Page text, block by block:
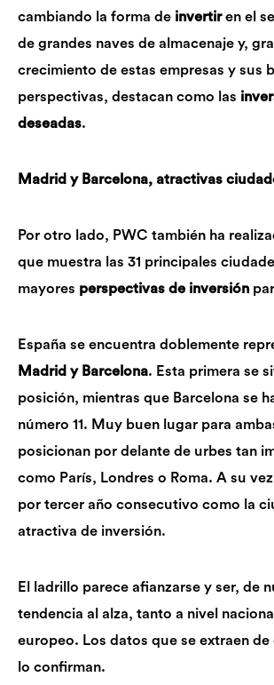
cambiando la forma de invertiren el
de grandes naves de almacenaje y,
crecimiento de estas empresas y sus
perspectivas, destacan como las
deseadas.
Madrid y Barcelona, atractivas
Por otro lado, PWC también ha
que muestra las 31 principales
mayores perspectivas de inversión
España se encuentra doblemente
Madrid y Barcelona. Esta primera se
posición, mientras que Barcelona se
número 11. Muy buen lugar para
posicionan por delante de urbes tan
como París, Londres o Roma. A su
por tercer año consecutivo como la
atractiva de inversión.
El ladrillo parece afianzarse y ser, de
tendencia al alza, tanto a nivel
europeo. Los datos que se extraen
lo confirman.